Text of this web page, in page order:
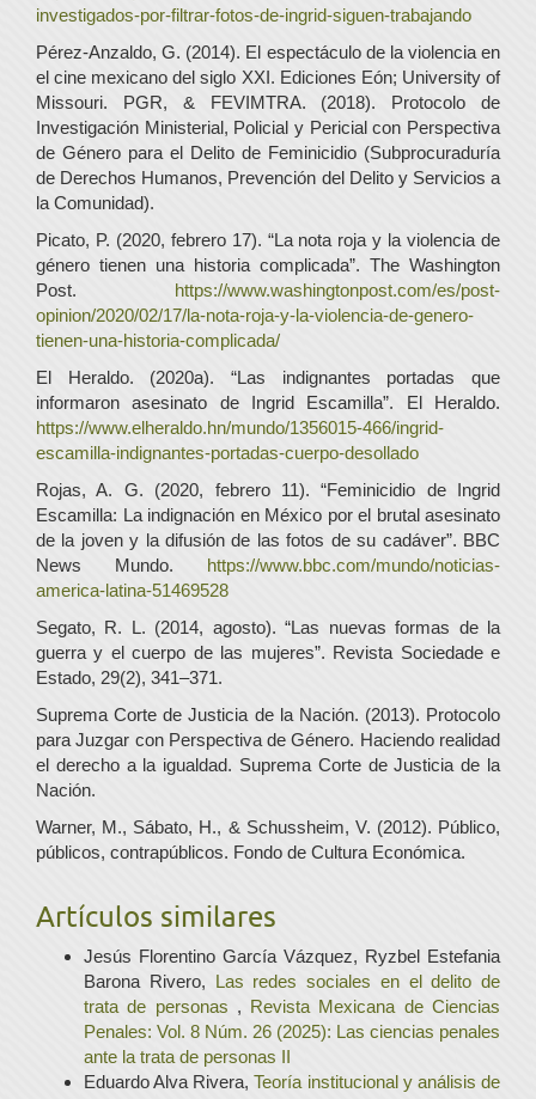
investigados-por-filtrar-fotos-de-ingrid-siguen-trabajando
Pérez-Anzaldo, G. (2014). El espectáculo de la violencia en
el cine mexicano del siglo XXI. Ediciones Eón; University of
Missouri. PGR, & FEVIMTRA. (2018). Protocolo de
Investigación Ministerial, Policial y Pericial con Perspectiva
de Género para el Delito de Feminicidio (Subprocuraduría
de Derechos Humanos, Prevención del Delito y Servicios a
la Comunidad).
Picato, P. (2020, febrero 17). “La nota roja y la violencia de
género tienen una historia complicada”. The Washington
Post. https://www.washingtonpost.com/es/post-
opinion/2020/02/17/la-nota-roja-y-la-violencia-de-genero-
tienen-una-historia-complicada/
El Heraldo. (2020a). “Las indignantes portadas que
informaron asesinato de Ingrid Escamilla”. El Heraldo.
https://www.elheraldo.hn/mundo/1356015-466/ingrid-
escamilla-indignantes-portadas-cuerpo-desollado
Rojas, A. G. (2020, febrero 11). “Feminicidio de Ingrid
Escamilla: La indignación en México por el brutal asesinato
de la joven y la difusión de las fotos de su cadáver”. BBC
News Mundo. https://www.bbc.com/mundo/noticias-
america-latina-51469528
Segato, R. L. (2014, agosto). “Las nuevas formas de la
guerra y el cuerpo de las mujeres”. Revista Sociedade e
Estado, 29(2), 341–371.
Suprema Corte de Justicia de la Nación. (2013). Protocolo
para Juzgar con Perspectiva de Género. Haciendo realidad
el derecho a la igualdad. Suprema Corte de Justicia de la
Nación.
Warner, M., Sábato, H., & Schussheim, V. (2012). Público,
públicos, contrapúblicos. Fondo de Cultura Económica.
Artículos similares
Jesús Florentino García Vázquez, Ryzbel Estefania
Barona Rivero, Las redes sociales en el delito de
trata de personas , Revista Mexicana de Ciencias
Penales: Vol. 8 Núm. 26 (2025): Las ciencias penales
ante la trata de personas II
Eduardo Alva Rivera,Teoría institucional y análisis de